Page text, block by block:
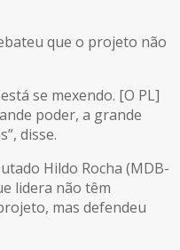
que o projeto não
se mexendo. [O PL]
poder, a grande
disse.
Hildo Rocha (MDB-
lidera não têm
mas defendeu